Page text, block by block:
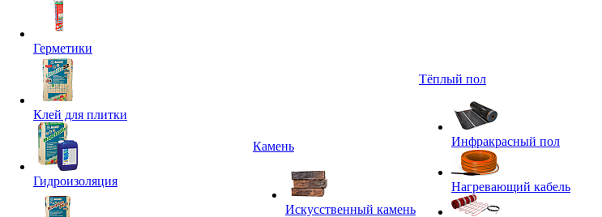
Герметики
Клей для плитки
Гидроизоляция
Камень
Искусственный камень
Тёплый пол
Инфракрасный пол
Нагревающий кабель